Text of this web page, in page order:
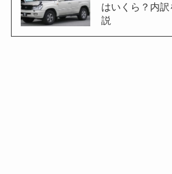
はいくら？内
説